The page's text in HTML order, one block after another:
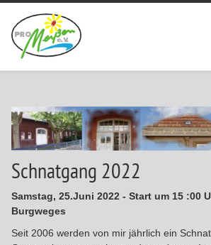
Schnatgang 2022
Samstag, 25.Juni 2022 - Start um 15 :00
Burgweges
Seit 2006 werden von mir jährlich ein